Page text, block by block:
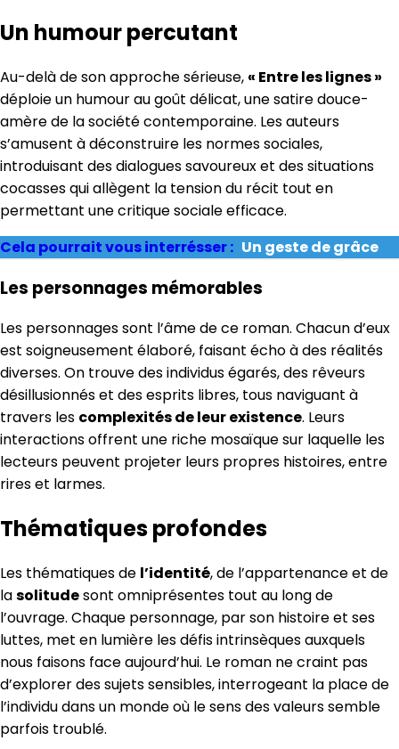
Un humour percutant
Au-delà de son approche sérieuse, « Entre les lignes »
déploie un humour au goût délicat, une satire douce-
amère de la société contemporaine. Les auteurs
s’amusent à déconstruire les normes sociales,
introduisant des dialogues savoureux et des situations
cocasses qui allègent la tension du récit tout en
permettant une critique sociale efficace.
Cela pourrait vous interrésser : Un geste de grâce
Les personnages mémorables
Les personnages sont l’âme de ce roman. Chacun d’eux
est soigneusement élaboré, faisant écho à des réalités
diverses. On trouve des individus égarés, des rêveurs
désillusionnés et des esprits libres, tous naviguant à
travers les complexités de leur existence. Leurs
interactions offrent une riche mosaïque sur laquelle les
lecteurs peuvent projeter leurs propres histoires, entre
rires et larmes.
Thématiques profondes
Les thématiques de l’identité, de l’appartenance et de
lasolitudesont omniprésentes tout au long de
l’ouvrage. Chaque personnage, par son histoire et ses
luttes, met en lumière les défis intrinsèques auxquels
nous faisons face aujourd’hui. Le roman ne craint pas
d’explorer des sujets sensibles, interrogeant la place de
l’individu dans un monde où le sens des valeurs semble
parfois troublé.